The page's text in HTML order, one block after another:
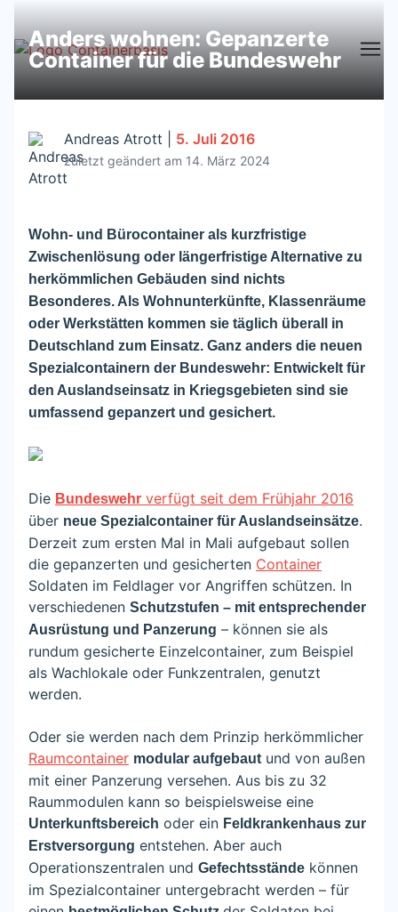
Anders wohnen: Gepanzerte
Container für die Bundeswehr
Andreas Atrott 5. Juli 2016
zuletzt geändert am 14. März 2024
Wohn- und Bürocontainer als kurzfristige
Zwischenlösung oder längerfristige Alternative zu
herkömmlichen Gebäuden sind nichts
Besonderes. Als Wohnunterkünfte, Klassenräume
oder Werkstätten kommen sie täglich überall in
Deutschland zum Einsatz. Ganz anders die neuen
Spezialcontainern der Bundeswehr: Entwickelt für
den Auslandseinsatz in Kriegsgebieten sind sie
umfassend gepanzert und gesichert.
Die Bundeswehr verfügt seit dem Frühjahr 2016
über neue Spezialcontainer für Auslandseinsätze.
Derzeit zum ersten Mal in Mali aufgebaut sollen
die gepanzerten und gesicherten Container
Soldaten im Feldlager vor Angriffen schützen. In
verschiedenen Schutzstufen – mit entsprechender
Ausrüstung und Panzerung – können sie als
rundum gesicherte Einzelcontainer, zum Beispiel
als Wachlokale oder Funkzentralen, genutzt
werden.
Oder sie werden nach dem Prinzip herkömmlicher
Raumcontainer modular aufgebautund von außen
mit einer Panzerung versehen. Aus bis zu 32
Raummodulen kann so beispielsweise eine
Unterkunftsbereich oder ein Feldkrankenhaus zur
Erstversorgung entstehen. Aber auch
Operationszentralen und Gefechtsstände können
im Spezialcontainer untergebracht werden – für